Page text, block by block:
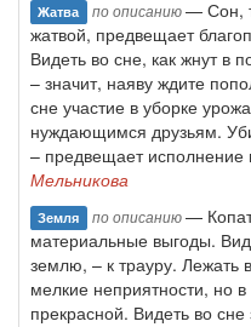
Жатва по описанию— Сон,
жатвой, предвещает
Видеть во сне, как жнут в
– значит, наяву ждите
сне участие в уборке
нуждающимся друзьям.
– предвещает исполнение
Мельникова
Земля по описанию—
материальные выгоды.
землю, – к трауру. Лежать
мелкие неприятности, но
прекрасной. Видеть во